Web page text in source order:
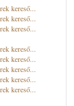
kereső...
kereső...
kereső...
kereső...
kereső...
kereső...
kereső...
kereső...